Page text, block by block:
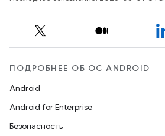
ПОДРОБНЕЕ ОБ ОС ANDROID
Android
Android for Enterprise
Безопасность